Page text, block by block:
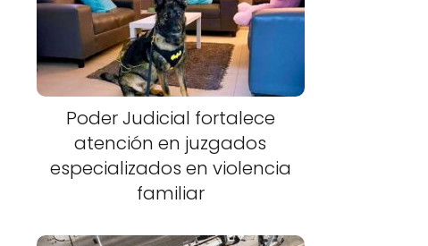
Poder Judicial fortalece
atención en juzgados
especializados en violencia
familiar